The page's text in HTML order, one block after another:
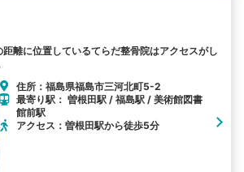
離に位置しているてらだ整骨院はアクセスがし
住所：福島県福島市三河北町5-2
最寄り駅： 曽根田駅 / 福島駅 / 美術館図書
館前駅
アクセス：曽根田駅から徒歩5分